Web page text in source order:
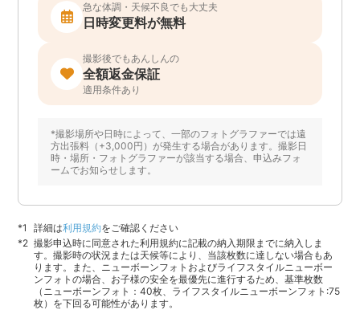
急な体調・天候不良でも大丈夫
日時変更料が無料
撮影後でもあんしんの
全額返金保証
適用条件あり
*撮影場所や日時によって、一部のフォトグラファーでは遠
方出張料（+3,000円）が発生する場合があります。撮影日
時・場所・フォトグラファーが該当する場合、申込みフォ
ームでお知らせします。
詳細は利用規約をご確認ください
撮影申込時に同意された利用規約に記載の納入期限までに納入しま
す。撮影時の状況または天候等により、当該枚数に達しない場合もあ
ります。また、ニューボーンフォトおよびライフスタイルニューボー
ンフォトの場合、お子様の安全を最優先に進行するため、基準枚数
（ニューボーンフォト：40枚、ライフスタイルニューボーンフォト:75
枚）を下回る可能性があります。